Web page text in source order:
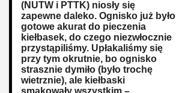
(NUTW i PTTK) niosły się
zapewne daleko. Ognisko już było
gotowe akurat do pieczenia
kiełbasek, do czego niezwłocznie
przystąpiliśmy. Upłakaliśmy się
przy tym okrutnie, bo ognisko
strasznie dymiło (było trochę
wietrznie), ale kiełbaski
smakowały wszystkim –